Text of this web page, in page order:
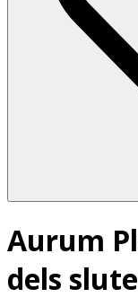
Aurum
dels